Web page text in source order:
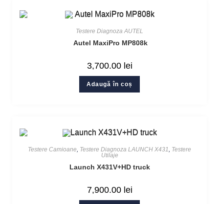
Testere Diagnoza AUTEL
Autel MaxiPro MP808k
3,700.00 lei
Adaugă în coș
Testere Camioane Testere Diagnoza LAUNCH X431
Testere
Utilaje
Launch X431V+HD truck
7,900.00 lei